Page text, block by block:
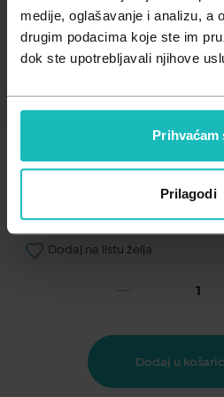
medije, oglašavanje i analizu, a
drugim podacima koje ste im
dok ste upotrebljavali njihove
Prihvaćam
Prilagodi
Zdravlje muškarca
Zdravlje žene
Minerali
Probiotici i prebiotici
Dodaj na listu želja
873,50 €/l
SUMMER25
Dodaj u